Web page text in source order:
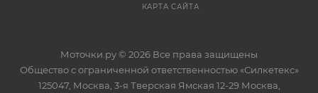
КАРТА САЙТА
Моточки.ру © 2026 Все права защищены
Общество с ограниченной ответственностью «Силкетекс»
125047, Москва, 3-я Тверская Ямская 12-29 Москва,